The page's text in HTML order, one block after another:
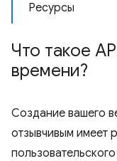
Ресурсы
Что такое
времени?
Создание вашего
отзывчивым имеет